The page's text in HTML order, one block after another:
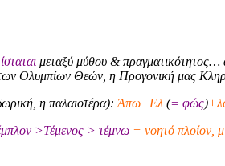
ίσταται μεταξύ μύθου &
Ολυμπίων Θεών, η Προγονική μας
η παλαιοτέρα): Άπω+Ελ (= φώς)
>Τέμενος > τέμνω = νοητό πλοίον,